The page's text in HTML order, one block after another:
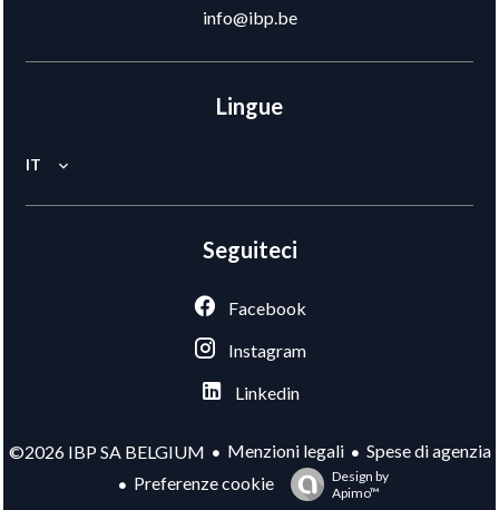
info@ibp.be
Lingue
IT
Seguiteci
Facebook
Instagram
Linkedin
©2026 IBP SA BELGIUM Menzioni legali
Spese di agenzia
Preferenze cookie
Design by
Apimo™